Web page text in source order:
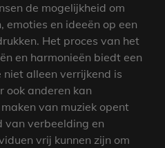
de mogelijkheid om
emoties en ideeën op een
Het proces van het
en harmonieën biedt een
alleen verrijkend is
ook anderen kan
van muziek opent
van verbeelding en
vrij kunnen zijn om